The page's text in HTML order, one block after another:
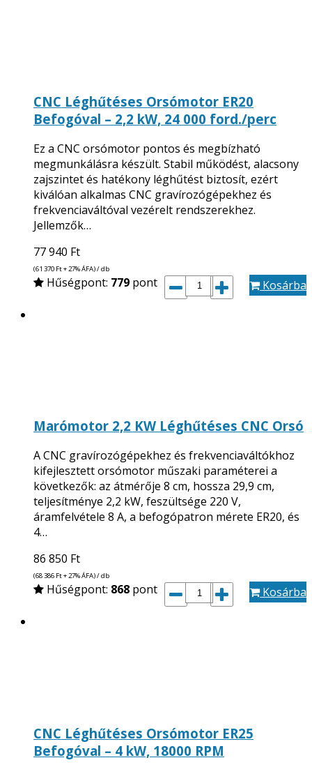
CNC Léghűtéses Orsómotor ER20
Befogóval – 2,2 kW, 24 000 ford./perc
Ez a CNC orsómotor pontos és megbízható
megmunkálásra készült. Stabil működést, alacsony
zajszintet és hatékony léghűtést biztosít, ezért
kiválóan alkalmas CNC gravírozógépekhez és
frekvenciaváltóval vezérelt rendszerekhez.
Jellemzők…
77 940 Ft
(61 370 Ft+ 27% ÁFA) / db
Hűségpont: 779 pont Kosárba
Marómotor 2,2 KW Léghűtéses CNC Orsó
A CNC gravírozógépekhez és frekvenciaváltókhoz
kifejlesztett orsómotor műszaki paraméterei a
következők: az átmérője 8 cm, hossza 29,9 cm,
teljesítménye 2,2 kW, feszültsége 220 V,
áramfelvétele 8 A, a befogópatron mérete ER20, és
4…
86 850 Ft
(68 386 Ft+ 27% ÁFA) / db
Hűségpont: 868 pont Kosárba
CNC Léghűtéses Orsómotor ER25
Befogóval – 4 kW, 18000 RPM